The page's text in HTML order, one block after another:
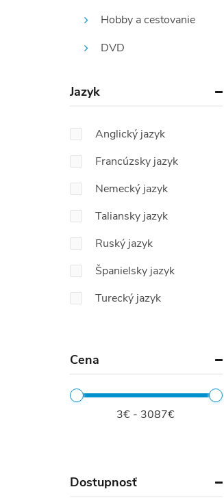
Hobby a cestovanie
DVD
Jazyk
Anglický jazyk
Francúzsky jazyk
Nemecký jazyk
Taliansky jazyk
Ruský jazyk
Španielsky jazyk
Turecký jazyk
Cena
3€ - 3087€
Dostupnosť